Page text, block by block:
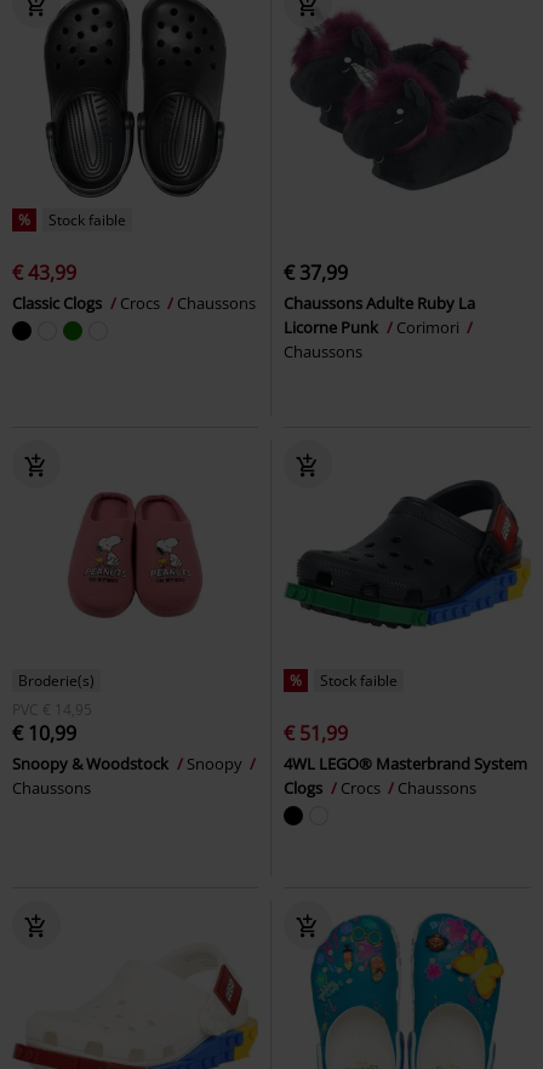
% Stock faible
€ 43,99
Classic Clogs Crocs Chaussons
€ 37,99
Chaussons Adulte Ruby La
Licorne Punk
Corimori
Chaussons
Broderie(s)
PVC € 14,95
€ 10,99
Snoopy & Woodstock
Snoopy
Chaussons
% Stock faible
€ 51,99
4WL LEGO® Masterbrand System
Clogs
Crocs Chaussons